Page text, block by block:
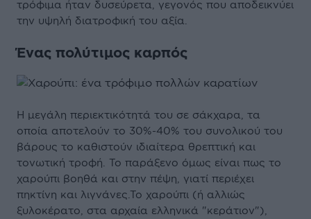
τρόφιμα ήταν δυσεύρετα, γεγονός που αποδεικνύει
την υψηλή διατροφική του αξία.
Ένας πολύτιμος καρπός
Η μεγάλη περιεκτικότητά του σε σάκχαρα, τα
οποία αποτελούν το 30%-40% του συνολικού του
βάρους το καθιστούν ιδιαίτερα θρεπτική και
τονωτική τροφή. Το παράξενο όμως είναι πως το
χαρούπι βοηθά και στην πέψη, γιατί περιέχει
πηκτίνη και λιγνάνες.Το χαρούπι (ή αλλιώς
ξυλοκέρατο, στα αρχαία ελληνικά "κεράτιον"),